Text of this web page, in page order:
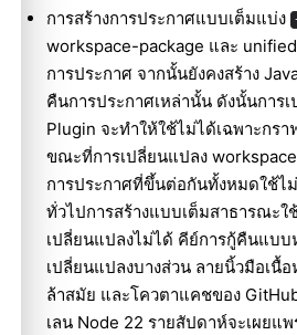
การสร้างการประกาศแบบเต็มแบ่ง
workspace-package และ
การประกาศ จากนั้นยังคงสร้าง
คืนการประกาศเหล่านั้น ดังนั้นการ
Plugin จะทำให้ใช้ไม่ได้เฉพาะกร
ขณะที่การเปลี่ยนแปลง
การประกาศที่ขึ้นต่อกันทั้งหมดใช้ไ
ทั่วไปการสร้างแบบเต็มสาธารณะ
เปลี่ยนแปลงไม่ได้ คีย์การกู้คืนแบบ
เปลี่ยนแปลงบางส่วน ลายนิ้วมือเนื้
ล้าสมัย และโควตาแคชของ
เลน Node 22 รายสัปดาห์จะเผยแ
Molty